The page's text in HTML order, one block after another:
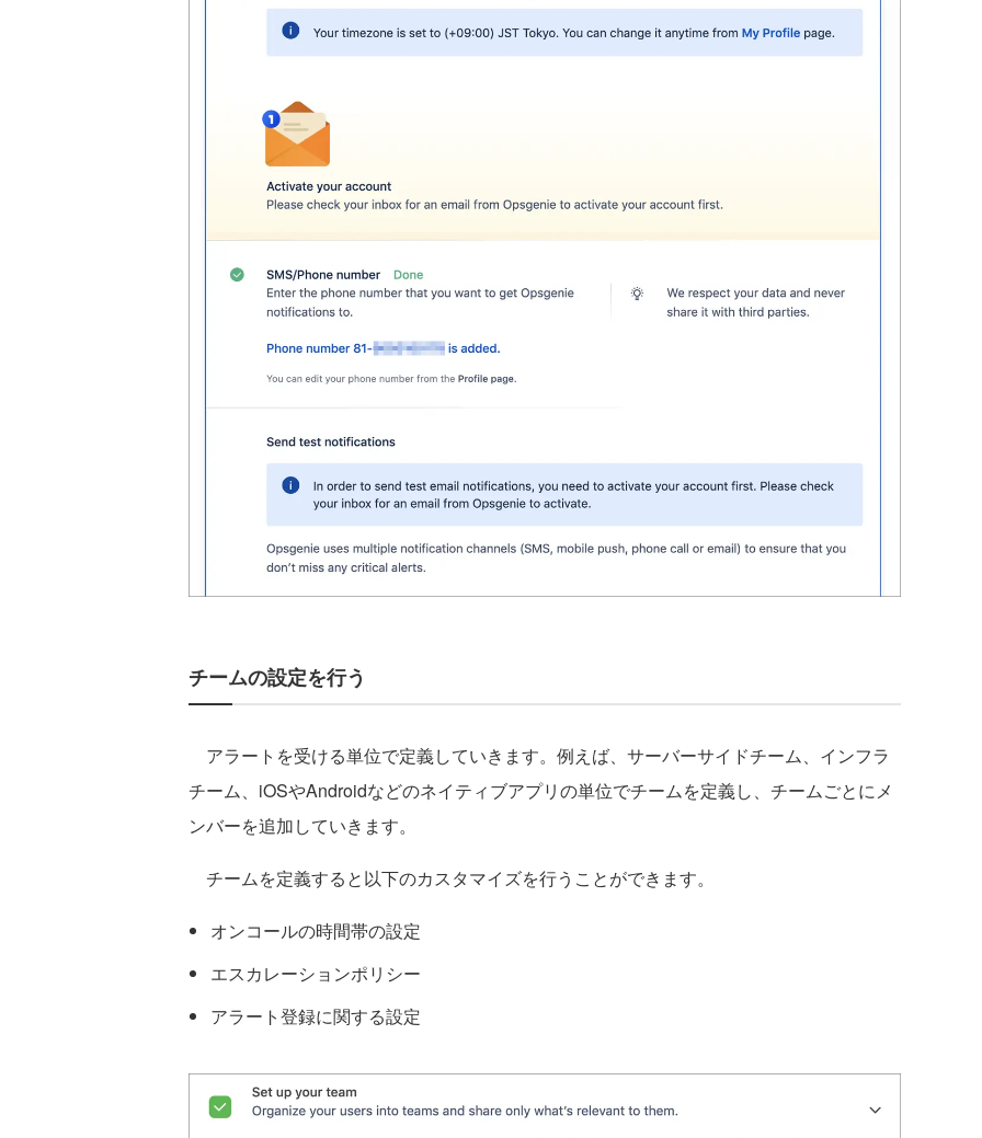
チームの設定を行う
アラートを受ける単位で定義していきます。例えば、サーバーサイドチーム、インフラ
チーム、iOSやAndroidなどのネイティブアプリの単位でチームを定義し、チームごとにメ
ンバーを追加していきます。
チームを定義すると以下のカスタマイズを行うことができます。
オンコールの時間帯の設定
エスカレーションポリシー
アラート登録に関する設定